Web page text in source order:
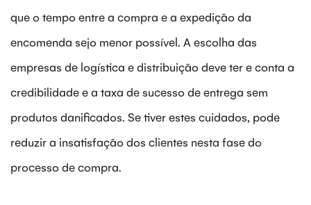
que o tempo entre a compra e a expedição da
encomenda sejo menor possível. A escolha das
empresas de logística e distribuição deve ter e conta a
credibilidade e a taxa de sucesso de entrega sem
produtos danificados. Se tiver estes cuidados, pode
reduzir a insatisfação dos clientes nesta fase do
processo de compra.